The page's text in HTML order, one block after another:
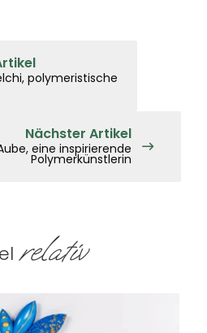
polymeristische
Nächster Artikel
eine inspirierende
Polymerkünstlerin
relativ